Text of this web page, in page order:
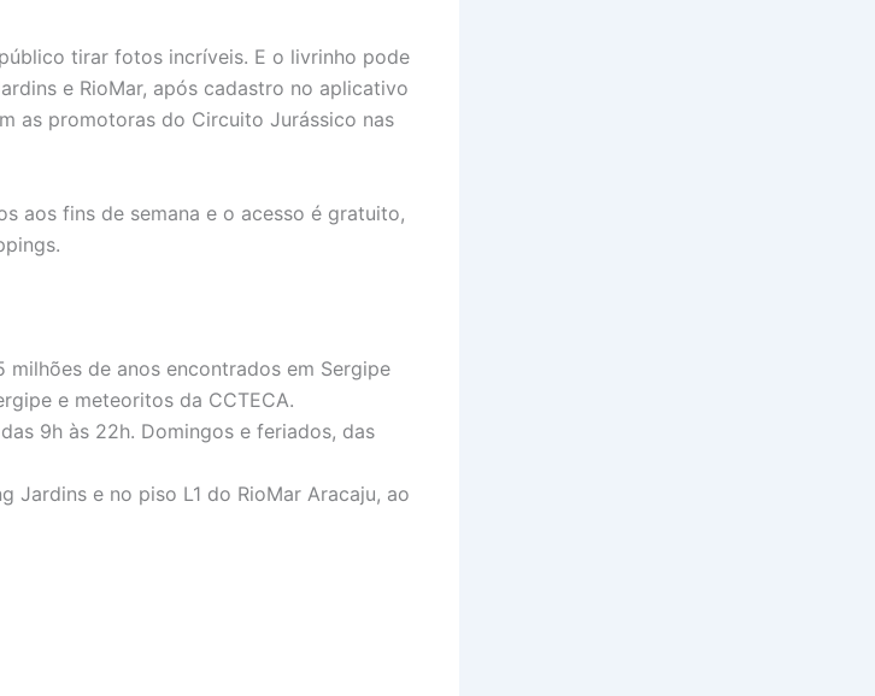
tirar fotos incríveis. E o livrinho pode
e RioMar, após cadastro no aplicativo
as promotoras do Circuito Jurássico nas
aos fins de semana e o acesso é gratuito,
de anos encontrados em Sergipe
e meteoritos da CCTECA.
9h às 22h. Domingos e feriados, das
Jardins e no piso L1 do RioMar Aracaju, ao